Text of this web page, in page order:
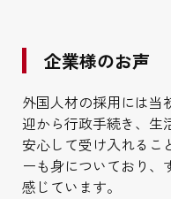
企業様のお声
外国人材の採用には当
迎から行政手続き、生
安心して受け入れるこ
ーも身についており、
感じています。